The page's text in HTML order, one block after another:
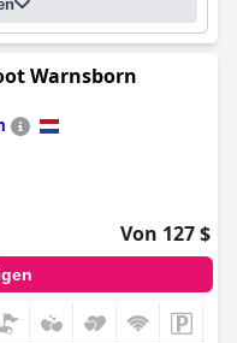
sie je erlebt haben. Das
Parkmöglichkeiten für
Sterrenberg - Adults
das ein
Warnsborn
Von 127 $